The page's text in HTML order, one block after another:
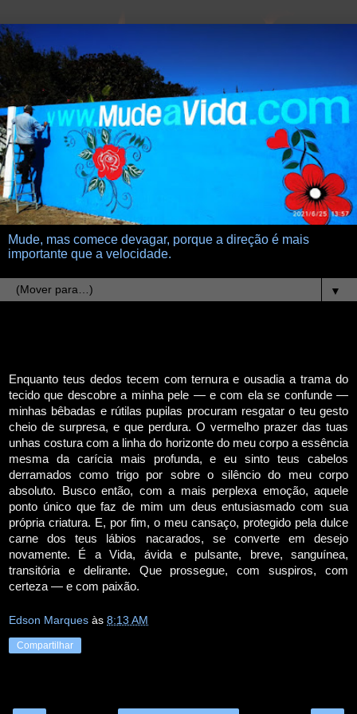
Mude, mas comece devagar, porque a direção é mais
importante que a velocidade.
▼
Enquanto teus dedos tecem com ternura e ousadia a trama do
tecido que descobre a minha pele — e com ela se confunde —
minhas bêbadas e rútilas pupilas procuram resgatar o teu gesto
cheio de surpresa, e que perdura. O vermelho prazer das tuas
unhas costura com a linha do horizonte do meu corpo a essência
mesma da carícia mais profunda, e eu sinto teus cabelos
derramados como trigo por sobre o silêncio do meu corpo
absoluto. Busco então, com a mais perplexa emoção, aquele
ponto único que faz de mim um deus entusiasmado com sua
própria criatura. E, por fim, o meu cansaço, protegido pela dulce
carne dos teus lábios nacarados, se converte em desejo
novamente. É a Vida, ávida e pulsante, breve, sanguínea,
transitória e delirante. Que prossegue, com suspiros, com
certeza — e com paixão.
Edson Marques às 8:13 AM
Compartilhar